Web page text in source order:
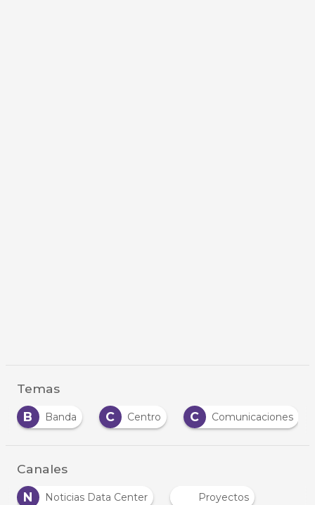
Temas
Banda C Centro C Comunicaciones C
Canales
N
Noticias Data Center Proyectos